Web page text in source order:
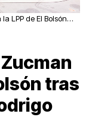
LPP de El Bolsón
tras